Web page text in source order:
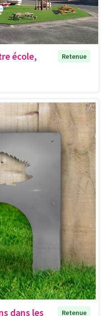
école,
Retenue
dans les
Retenue